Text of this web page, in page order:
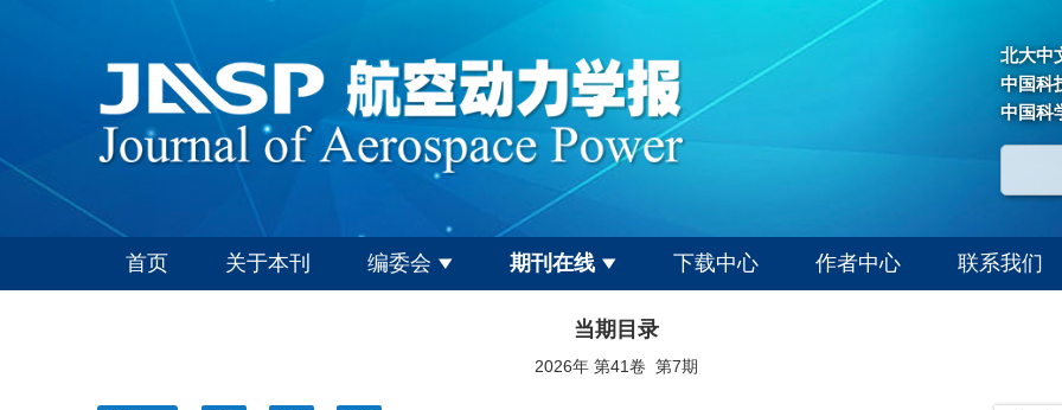
北大中
中国科
中国科
首页 关于本刊 编委会 期刊在线 下载中心 作者中心 联系我们
当期目录
2026年 第41卷 第7期